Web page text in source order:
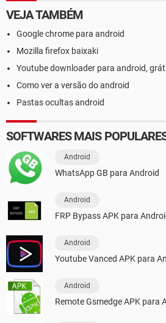
VEJA TAMBÉM
Google chrome para android
Mozilla firefox baixaki
Youtube downloader para android,
Como ver a versão do android
Pastas ocultas android
SOFTWARES MAIS
Android
WhatsApp GB para Android
Android
FRP Bypass APK para
Android
Youtube Vanced APK para
Android
Remote Gsmedge APK para